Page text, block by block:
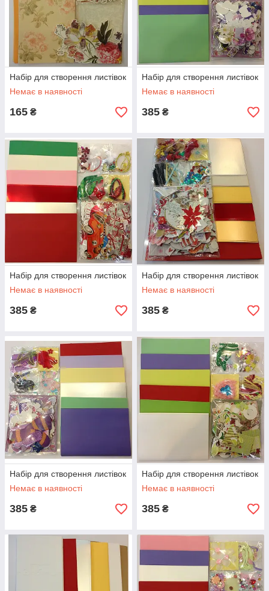
Набір для створення листівок
Немає в наявності
165 ₴
Набір для створення листівок
Немає в наявності
385 ₴
Набір для створення листівок
Немає в наявності
385 ₴
Набір для створення листівок
Немає в наявності
385 ₴
Набір для створення листівок
Немає в наявності
385 ₴
Набір для створення листівок
Немає в наявності
385 ₴